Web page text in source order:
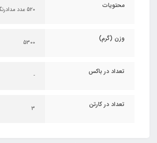
محتویات 520 عدد مدادرنگی
وزن (گرم) 5300
تعداد در باکس -
تعداد در کارتن 3